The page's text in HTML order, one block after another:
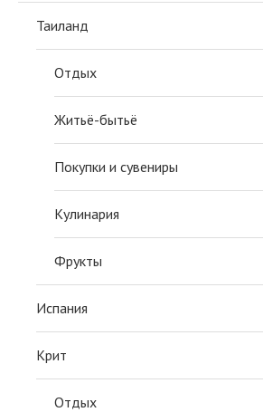
Таиланд
Отдых
Житьё-бытьё
Покупки и сувениры
Кулинария
Фрукты
Испания
Крит
Отдых